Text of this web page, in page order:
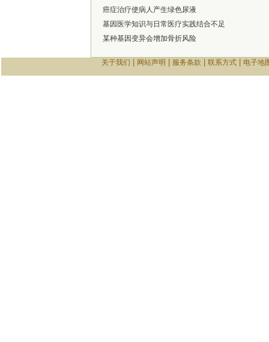
癌症治疗使病人产生绿色尿液
基因医学知识与日常医疗实践结合不足
某种基因变异会增加骨折风险
关于我们 网站声明 服务条款 联系方式| 电子地